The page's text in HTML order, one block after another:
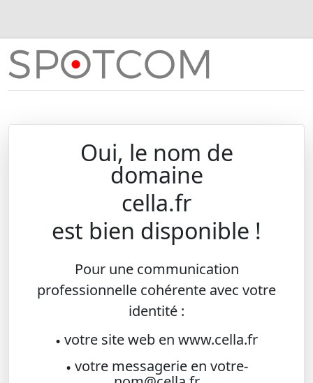
Oui, le nom de
domaine
cella.fr
est bien disponible !
Pour une communication
professionnelle cohérente avec votre
identité :
• votre site web en www.cella.fr
• votre messagerie en votre-